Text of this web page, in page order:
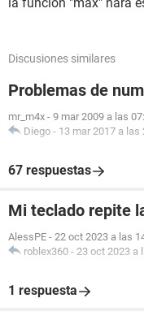
Discusiones similares
Problemas de
mr_m4x - 9 mar 2009 a las
Diego - 13 mar 2017 a las
67 respuestas
Mi teclado repite
AlessPE - 22 oct 2023 a las
roblex360 - 23 oct 2023 a
1 respuesta